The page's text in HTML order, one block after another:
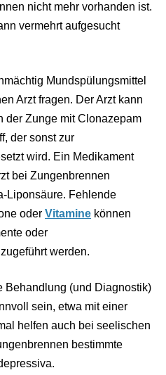
nicht mehr vorhanden ist.
vermehrt aufgesucht
Mundspülungsmittel
Arzt fragen. Der Arzt kann
der Zunge mit Clonazepam
der sonst zur
wird. Ein Medikament
bei Zungenbrennen
Liponsäure. Fehlende
oder Vitamine können
oder
werden.
Behandlung (und Diagnostik)
sein, etwa mit einer
helfen auch bei seelischen
bestimmte